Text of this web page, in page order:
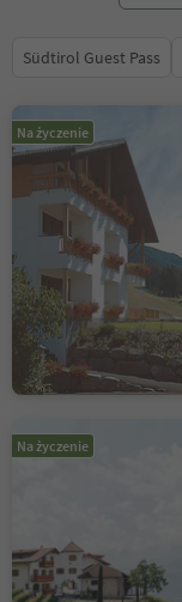
Südtirol Guest Pass
Na życzenie
Na życzenie